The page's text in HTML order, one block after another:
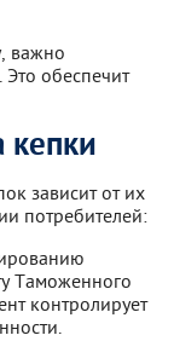
важно
Это обеспечит
кепки
зависит от их
потребителей:
Таможенного
контролирует